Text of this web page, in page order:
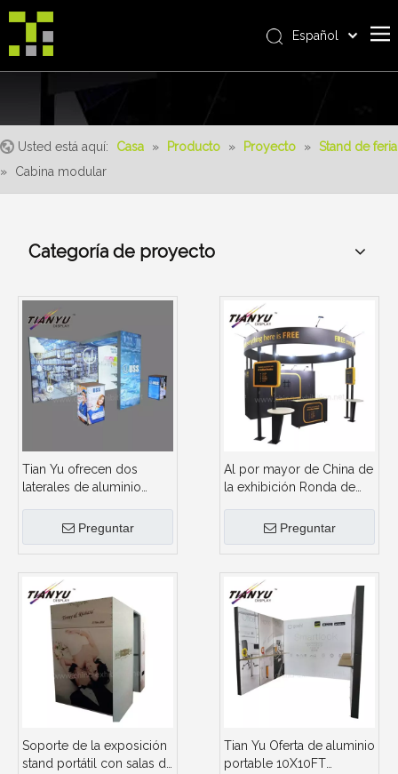
Sobre nosotros
Producto
ventajas
Contáctenos
Español
Usted está aquí: Casa » Producto » Proyecto » Stand de feria
»
Cabina modular
Categoría de proyecto
Tian Yu ofrecen dos
laterales de aluminio
Comercial para Mostrar
Preguntar
Al por mayor de China de
la exhibición Ronda de
exposiciones stand de
Preguntar
Soporte de la exposición
stand portátil con salas de
Tian Yu Oferta de aluminio
portable 10X10FT